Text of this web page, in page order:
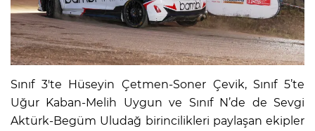
Sınıf 3'te Hüseyin Çetmen-Soner Çevik, Sınıf 5’te
Uğur Kaban-Melih Uygun ve Sınıf N’de de Sevgi
Aktürk-Begüm Uludağ birincilikleri paylaşan ekipler